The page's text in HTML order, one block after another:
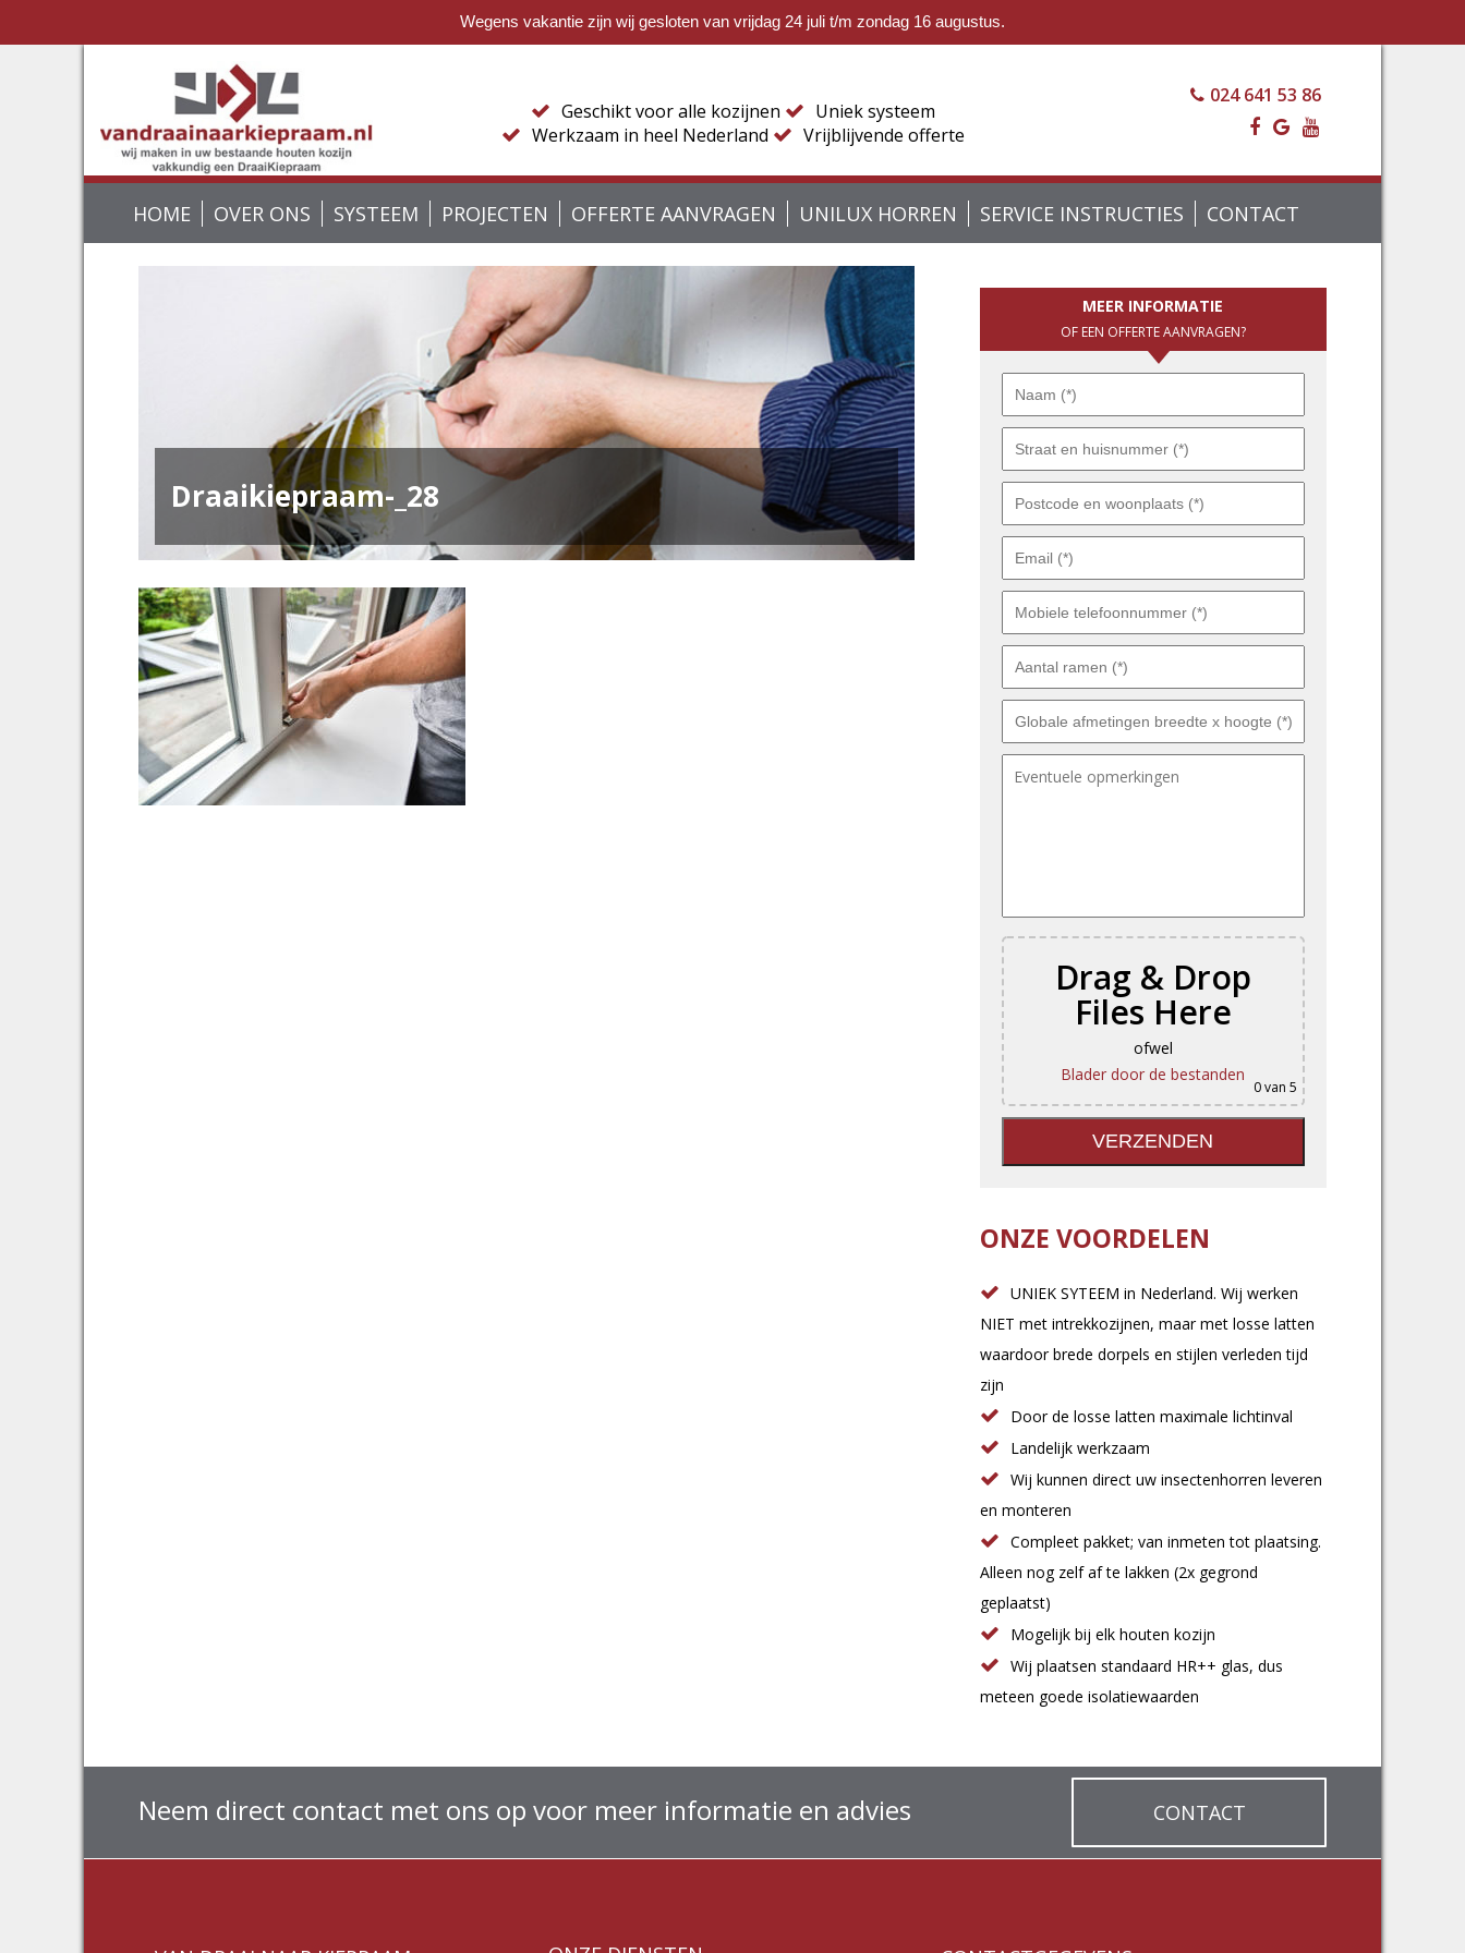
Wegens vakantie zijn wij gesloten van vrijdag 24 juli t/m zondag 16 augustus.
Geschikt voor alle kozijnen
Uniek systeem
Werkzaam in heel Nederland
Vrijblijvende offerte
024 641 53 86
HOME OVER ONS SYSTEEM PROJECTEN OFFERTE AANVRAGEN UNILUX HORREN SERVICE INSTRUCTIES CONTACT
Draaikiepraam-_28
MEER INFORMATIE
OF EEN OFFERTE AANVRAGEN?
Drag & Drop
Files Here
ofwel
Blader door de bestanden
0van 5
ONZE VOORDELEN
UNIEK SYTEEM in Nederland. Wij werken
NIET met intrekkozijnen, maar met losse latten
waardoor brede dorpels en stijlen verleden tijd
zijn
Door de losse latten maximale lichtinval
Landelijk werkzaam
Wij kunnen direct uw insectenhorren leveren
en monteren
Compleet pakket; van inmeten tot plaatsing.
Alleen nog zelf af te lakken (2x gegrond
geplaatst)
Mogelijk bij elk houten kozijn
Wij plaatsen standaard HR++ glas, dus
meteen goede isolatiewaarden
Neem direct contact met ons op voor meer informatie en advies CONTACT